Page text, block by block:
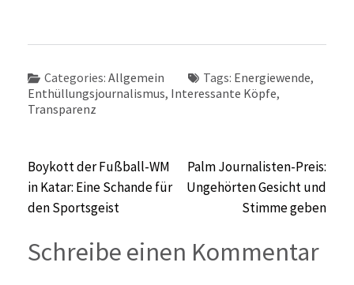
Categories: Allgemein Tags: Energiewende,
Enthüllungsjournalismus, Interessante Köpfe,
Transparenz
Beitragsnavigation
Boykott der Fußball-WM
in Katar: Eine Schande für
den Sportsgeist
Palm Journalisten-Preis:
Ungehörten Gesicht und
Stimme geben
Schreibe einen Kommentar